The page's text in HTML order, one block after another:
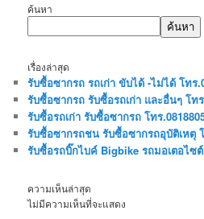
ค้นหา
ค้นหา
เรื่องล่าสุด
รับซื้อซากรถ รถเก่า ขับได้ -ไม่ได้ โทร
รับซื้อซากรถ รับซื้อรถเก่า และอื่นๆ โทร
รับซื้อรถเก่า รับซื้อซากรถ โทร
รับซื้อซากรถชน รับซื้อซากรถอุบัติเหตุ โ
รับซื้อรถบิ๊กไบค์ Bigbike รถมอเตอไซต์
ความเห็นล่าสุด
ไม่มีความเห็นที่จะแสดง